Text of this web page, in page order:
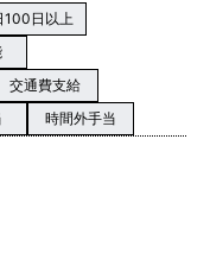
100日以上
交通費支給
時間外手当